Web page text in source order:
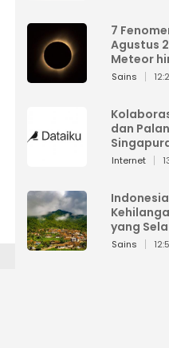
7
Agustus
Meteor
Matahari
Sains
dan
Bencana
Internet
yang
Tahun
Sains